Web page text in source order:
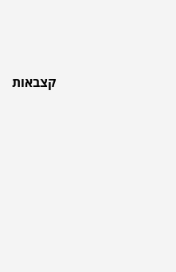
קצבאות